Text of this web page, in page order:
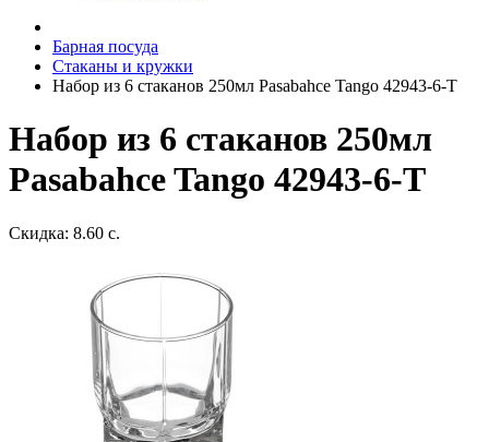
Барная посуда
Стаканы и кружки
Набор из 6 стаканов 250мл Pasabahce Tango 42943-6-T
Набор из 6 стаканов 250мл
Pasabahce Tango 42943-6-T
Скидка: 8.60 с.